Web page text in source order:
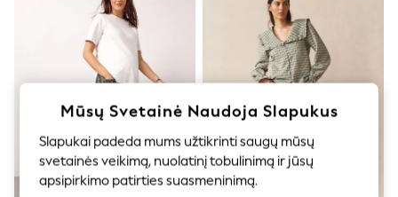
Nike
All Girls Schoolwear
Shoes
Dresses
Trousers
Skirts
Shirts
Polo Shirts
Sweatshirts
Cardigans
Coats & Jackets
Mūsų Svetainė Naudoja Slapukus
Slapukai padeda mums užtikrinti saugų mūsų
svetainės veikimą, nuolatinį tobulinimą ir jūsų
apsipirkimo patirties suasmeninimą.